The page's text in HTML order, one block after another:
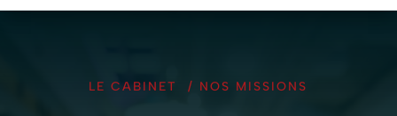
LE CABINET / NOS MISSIONS